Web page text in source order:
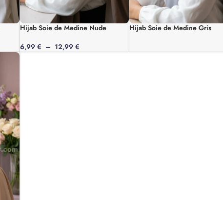
Hijab Soie de Medine Nude
6,99€ – 12,99€
Hijab Soie de Medine Gris